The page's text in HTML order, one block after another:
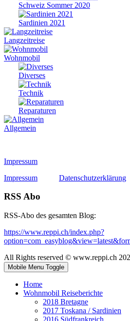
Schweiz Sommer 2020
Sardinien 2021
Langzeitreise
Wohnmobil
Diverses
Technik
Reparaturen
Allgemein
Impressum
Impressum
Datenschutzerklärung
RSS Abo
RSS-Abo des gesamten Blog:
https://www.reppi.ch/index.php?
All Rights reserved © www.reppi.ch
Mobile Menu Toggle
Home
Wohnmobil Reiseberichte
2018 Bretagne
2017 Toskana / Sardinien
2016 Südfrankreich